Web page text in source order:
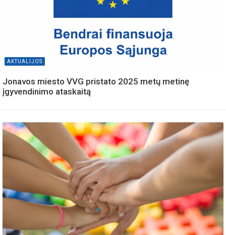
AKTUALIJOS
Jonavos miesto VVG pristato 2025 metų metinę
įgyvendinimo ataskaitą